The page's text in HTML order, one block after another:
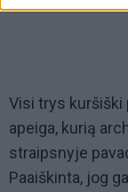
Visi trys kuršiški
apeiga, kurią
straipsnyje
Paaiškinta, jog